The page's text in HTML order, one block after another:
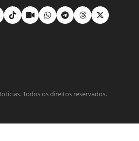
Todos os direitos reservados.